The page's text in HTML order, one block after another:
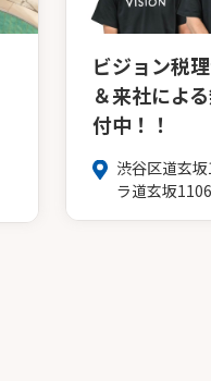
ビジョン税
＆来社によ
付中！！
渋谷区道玄
ラ道玄坂1106